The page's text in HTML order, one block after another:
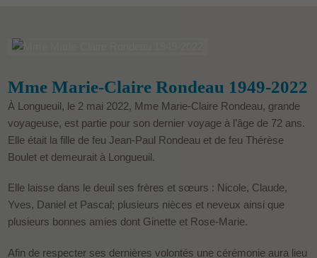
Mme Marie-Claire Rondeau 1949-2022
À Longueuil, le 2 mai 2022, Mme Marie-Claire Rondeau, grande
voyageuse, est partie pour son dernier voyage à l’âge de 72 ans.
Elle était la fille de feu Jean-Paul Rondeau et de feu Thérèse
Boulet et demeurait à Longueuil.
Elle laisse dans le deuil ses frères et sœurs : Nicole, Claude,
Yves, Daniel et Pascal; plusieurs nièces et neveux ainsi que
plusieurs bonnes amies dont Ginette et Rose-Marie.
Afin de respecter ses dernières volontés une cérémonie aura lieu